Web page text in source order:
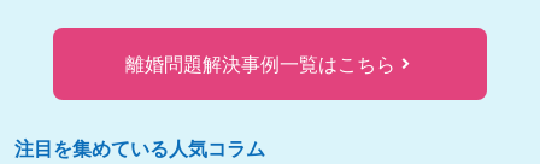
離婚問題解決事例一覧はこちら
注目を集めている人気コラム